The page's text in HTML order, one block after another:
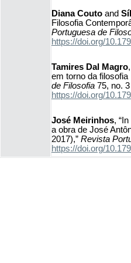
Diana Couto and
Filosofia
Portuguesa de
https://doi.org/
Tamires Dal Magro
em torno da
de Filosofia 75, no.
https://doi.org/
José Meirinhos,
a obra de José
2017),” Revista
https://doi.org/